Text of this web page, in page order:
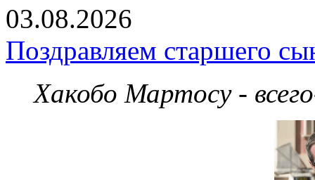
03.08.2026
Поздравляем старшего
Хакобо Мартосу -